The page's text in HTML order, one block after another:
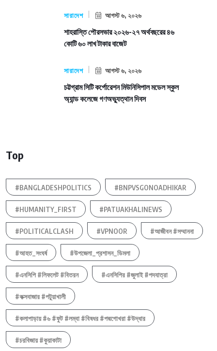
সারাদেশ আগস্ট ৬, ২০২৬
শাহরাস্তি পৌরসভার ২০২৬-২৭ অর্থবছরের ৪৬
কোটি ৬০ লাখ টাকার বাজেট
সারাদেশ আগস্ট ৬, ২০২৬
চট্টগ্রাম সিটি কর্পোরেশন মিউনিসিপাল মডেল স্কুল
অ্যান্ড কলেজে গণঅভ্যুত্থান দিবস
Top
#BANGLADESHPOLITICS #BNPVSGONOADHIKAR
#HUMANITY_FIRST #PATUAKHALINEWS
#POLITICALCLASH #VPNOOR #আজীবন #সম্মাননা
#আহত_সংঘর্ষ #উপজেলা_প্রশাসন_ডিমলা
#এনসিপি #লিফলেট #বিতরন #এনসিপির #জুলাই #পদযাত্রা
#কক্সবাজার #পটুয়াখালী
#কলাপাড়ায় #৬ #ফুট #লম্বা #বিষধর #পদ্মগোখরা #উদ্ধার
#চরবিজায় #কুয়াকাটা